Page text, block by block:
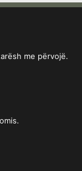
me përvojë.